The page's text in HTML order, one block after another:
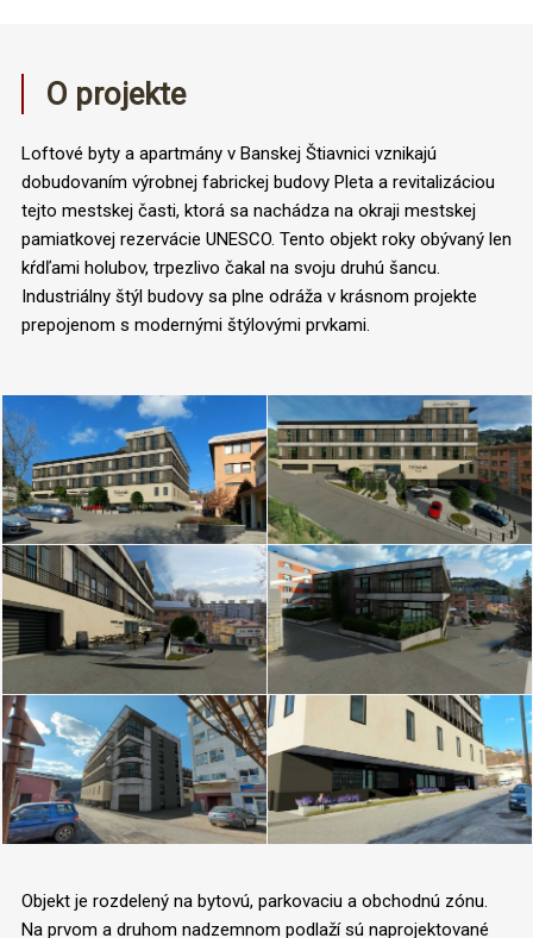
O projekte
Loftové byty a apartmány v Banskej Štiavnici vznikajú
dobudovaním výrobnej fabrickej budovy Pleta a revitalizáciou
tejto mestskej časti, ktorá sa nachádza na okraji mestskej
pamiatkovej rezervácie UNESCO. Tento objekt roky obývaný len
kŕdľami holubov, trpezlivo čakal na svoju druhú šancu.
Industriálny štýl budovy sa plne odráža v krásnom projekte
prepojenom s modernými štýlovými prvkami.
Objekt je rozdelený na bytovú, parkovaciu a obchodnú zónu.
Na prvom a druhom nadzemnom podlaží sú naprojektované